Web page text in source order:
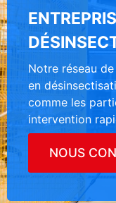
Notre réseau
en
comme les
intervention
NOUS